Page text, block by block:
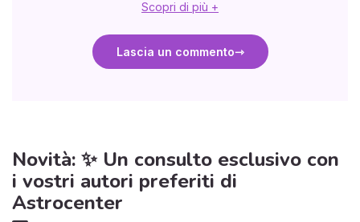
Scopri di più +
Lascia un commento
Novità: ✨ Un consulto esclusivo con
i vostri autori preferiti di
Astrocenter